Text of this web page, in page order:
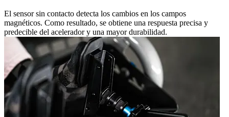
El sensor sin contacto detecta los cambios en los campos
magnéticos. Como resultado, se obtiene una respuesta precisa y
predecible del acelerador y una mayor durabilidad.